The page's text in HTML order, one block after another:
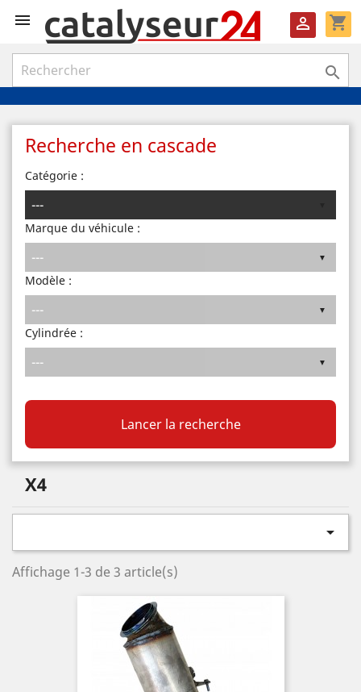
 shopping_cart


Recherche en cascade
Catégorie :
Marque du véhicule :
Modèle :
Cylindrée :
Lancer la recherche
X4

Affichage 1-3 de 3 article(s)